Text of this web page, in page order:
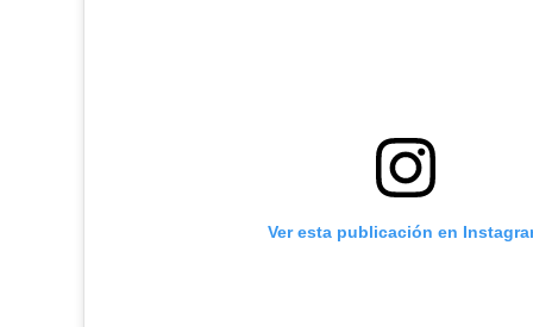
Ver esta publicación en